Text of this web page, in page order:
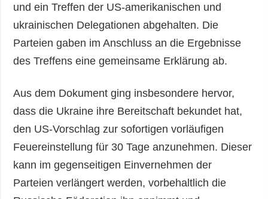
und ein Treffen der US-amerikanischen und
ukrainischen Delegationen abgehalten. Die
Parteien gaben im Anschluss an die Ergebnisse
des Treffens eine gemeinsame Erklärung ab.
Aus dem Dokument ging insbesondere hervor,
dass die Ukraine ihre Bereitschaft bekundet hat,
den US-Vorschlag zur sofortigen vorläufigen
Feuereinstellung für 30 Tage anzunehmen. Dieser
kann im gegenseitigen Einvernehmen der
Parteien verlängert werden, vorbehaltlich die